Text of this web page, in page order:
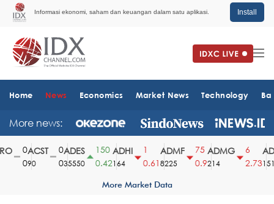
Informasi ekonomi, saham dan keuangan dalam satu aplikasi. Install
Home News Economics Market News Technology
More news:
ACST
90
ADES
35550
150
0.42
ADHI
164
0.61
ADMF
8225
75
0.9
ADMG
214
2.731510
More Market Data